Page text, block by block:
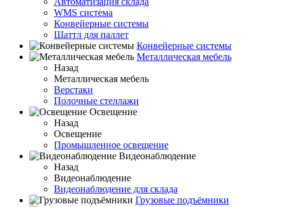
WMS система
Конвейерные системы
Шаттл для паллет
Конвейерные системы
Металлическая мебель
Назад
Металлическая мебель
Верстаки
Полочные стеллажи
Освещение
Назад
Освещение
Промышленное освещение
Видеонаблюдение
Назад
Видеонаблюдение
Видеонаблюдение для склада
Грузовые подъёмники